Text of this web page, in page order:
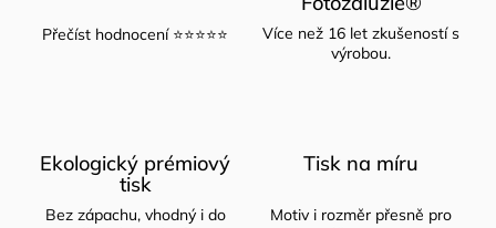
Přečíst hodnocení ⭐⭐⭐⭐⭐
Více než 16 let zkušeností s
výrobou.
Ekologický prémiový
tisk
Bez zápachu, vhodný i do
Tisk na míru
Motiv i rozměr přesně pro